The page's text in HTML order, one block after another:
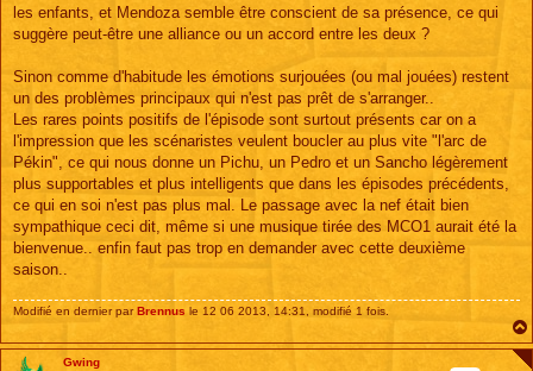
les enfants, et Mendoza semble être conscient de sa présence, ce qui
suggère peut-être une alliance ou un accord entre les deux ?
Sinon comme d'habitude les émotions surjouées (ou mal jouées) restent
un des problèmes principaux qui n'est pas prêt de s'arranger..
Les rares points positifs de l'épisode sont surtout présents car on a
l'impression que les scénaristes veulent boucler au plus vite "l'arc de
Pékin", ce qui nous donne un Pichu, un Pedro et un Sancho légèrement
plus supportables et plus intelligents que dans les épisodes précédents,
ce qui en soi n'est pas plus mal. Le passage avec la nef était bien
sympathique ceci dit, même si une musique tirée des MCO1 aurait été la
bienvenue.. enfin faut pas trop en demander avec cette deuxième
saison..
Modifié en dernier parBrennus le 12 06 2013, 14:31, modifié 1 fois.
Gwing